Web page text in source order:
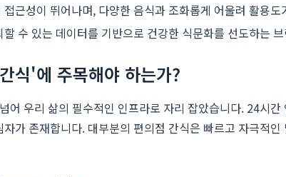
근성이 뛰어나며, 다양한 음식과 조화롭게 어울려 활용도
수 있는 데이터를 기반으로 건강한 식문화를 선도하는
식'에 주목해야 하는가?
어 우리 삶의 필수적인 인프라로 자리 잡았습니다. 24시
가 존재합니다. 대부분의 편의점 간식은 빠르고 자극적